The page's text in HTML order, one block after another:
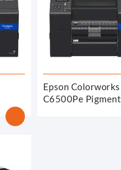
Epson Colorworks
C6500Pe Pigment